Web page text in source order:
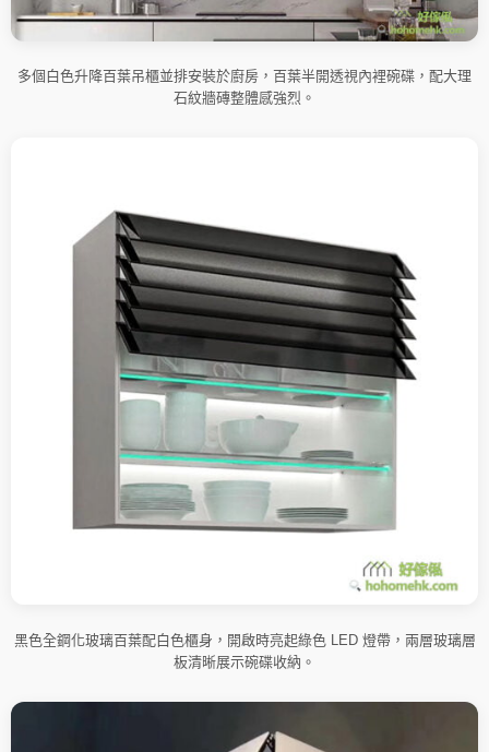
多個白色升降百葉吊櫃並排安裝於廚房，百葉半開透視內裡碗碟，配大理
石紋牆磚整體感強烈。
黑色全鋼化玻璃百葉配白色櫃身，開啟時亮起綠色 LED 燈帶，兩層玻璃層
板清晰展示碗碟收納。